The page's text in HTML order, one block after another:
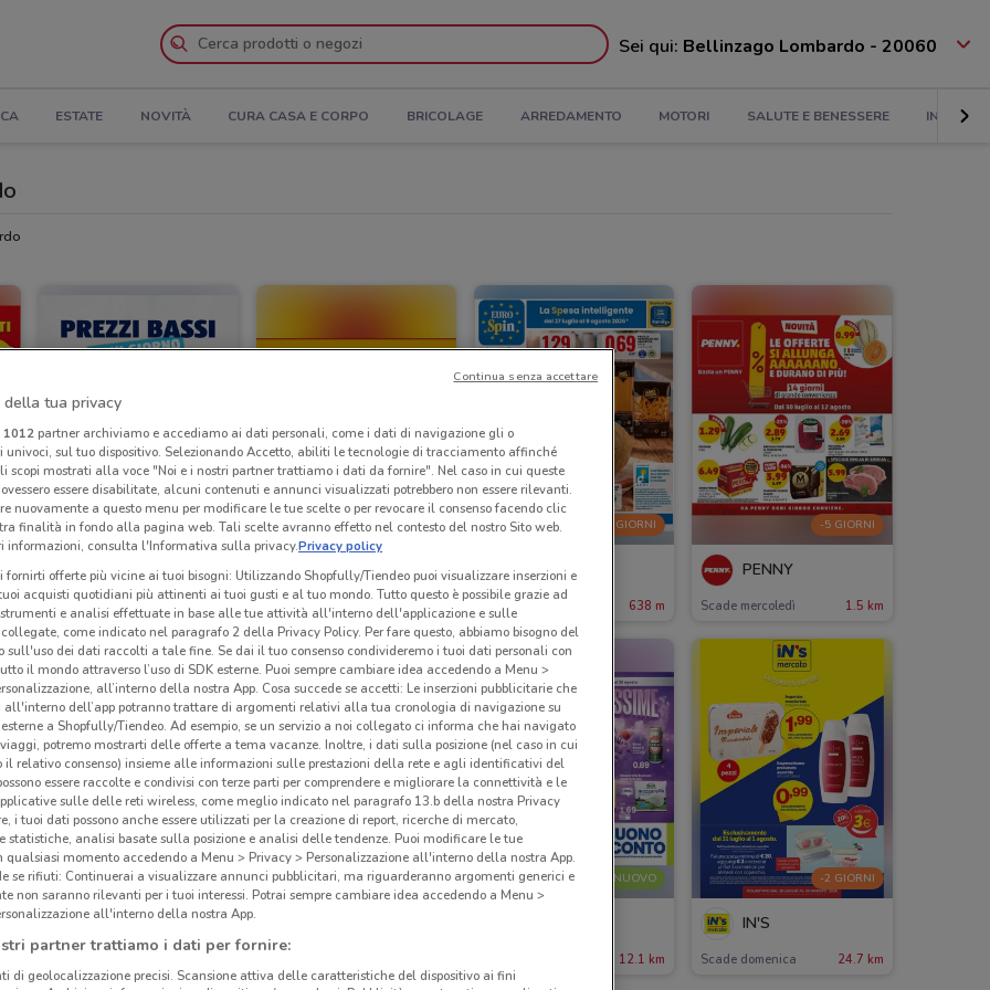
Sei qui: Bellinzago Lombardo - 20060
ESTATE NOVITÀ CURA CASA E CORPO BRICOLAGE ARREDAMENTO MOTORI SALUTE E BENESSERE INFANZIA
-2 GIORNI
Aldi
Scade domenica 6.7 km
NUOVO
PENNY
Scade mercoledì 10.9 km
-2 GIORNI
Eurospin
Scade domenica 638 m
-5 GIORNI
PENNY
Scade mercoledì 1.5 km
NUOVO
Action
-2 GIORNI NUOVO
12.1 km
-2 GIORNI
IN'S
Scade domenica 24.7 km
della tua privacy
1012partner archiviamo e accediamo ai dati personali, come i dati di navigazione gli o
sul tuo dispositivo. Selezionando Accetto, abiliti le tecnologie di tracciamento affinché
scopi mostrati alla voce "Noi e i nostri partner trattiamo i dati da fornire". Nel caso in cui queste
essere disabilitate, alcuni contenuti e annunci visualizzati potrebbero non essere rilevanti.
nuovamente a questo menu per modificare le tue scelte o per revocare il consenso facendo clic
finalità in fondo alla pagina web. Tali scelte avranno effetto nel contesto del nostro Sito web.
informazioni, consulta l'Informativa sulla privacy.Privacy policy
fornirti offerte più vicine ai tuoi bisogni: Utilizzando Shopfully/Tiendeo puoi visualizzare inserzioni e
acquisti quotidiani più attinenti ai tuoi gusti e al tuo mondo. Tutto questo è possibile grazie ad
e analisi effettuate in base alle tue attività all'interno dell'applicazione e sulle
come indicato nel paragrafo 2 della Privacy Policy. Per fare questo, abbiamo bisogno del
sull'uso dei dati raccolti a tale fine. Se dai il tuo consenso condivideremo i tuoi dati personali con
il mondo attraverso l’uso di SDK esterne. Puoi sempre cambiare idea accedendo a Menu >
all’interno della nostra App. Cosa succede se accetti: Le inserzioni pubblicitarie che
all'interno dell’app potranno trattare di argomenti relativi alla tua cronologia di navigazione su
a Shopfully/Tiendeo. Ad esempio, se un servizio a noi collegato ci informa che hai navigato
potremo mostrarti delle offerte a tema vacanze. Inoltre, i dati sulla posizione (nel caso in cui
il relativo consenso) insieme alle informazioni sulle prestazioni della rete e agli identificativi del
essere raccolte e condivisi con terze parti per comprendere e migliorare la connettività e le
sulle delle reti wireless, come meglio indicato nel paragrafo 13.b della nostra Privacy
i tuoi dati possono anche essere utilizzati per la creazione di report, ricerche di mercato,
statistiche, analisi basate sulla posizione e analisi delle tendenze. Puoi modificare le tue
qualsiasi momento accedendo a Menu > Privacy > Personalizzazione all'interno della nostra App.
se rifiuti: Continuerai a visualizzare annunci pubblicitari, ma riguarderanno argomenti generici e
non saranno rilevanti per i tuoi interessi. Potrai sempre cambiare idea accedendo a Menu >
all'interno della nostra App.
partner trattiamo i dati per fornire:
di geolocalizzazione precisi. Scansione attiva delle caratteristiche del dispositivo ai fini
Continua senza accettare